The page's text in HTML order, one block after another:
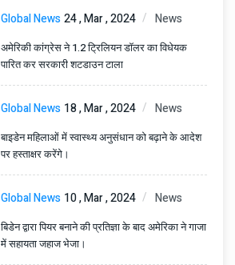
Global News24 , Mar , 2024 News
अमेरिकी कांग्रेस ने 1.2 ट्रिलियन डॉलर का विधेयक
पारित कर सरकारी शटडाउन टाला
Global News 18 , Mar , 2024 News
बाइडेन महिलाओं में स्वास्थ्य अनुसंधान को बढ़ाने के आदेश
पर हस्ताक्षर करेंगे।
Global News 10 , Mar , 2024 News
बिडेन द्वारा पियर बनाने की प्रतिज्ञा के बाद अमेरिका ने गाजा
में सहायता जहाज भेजा।